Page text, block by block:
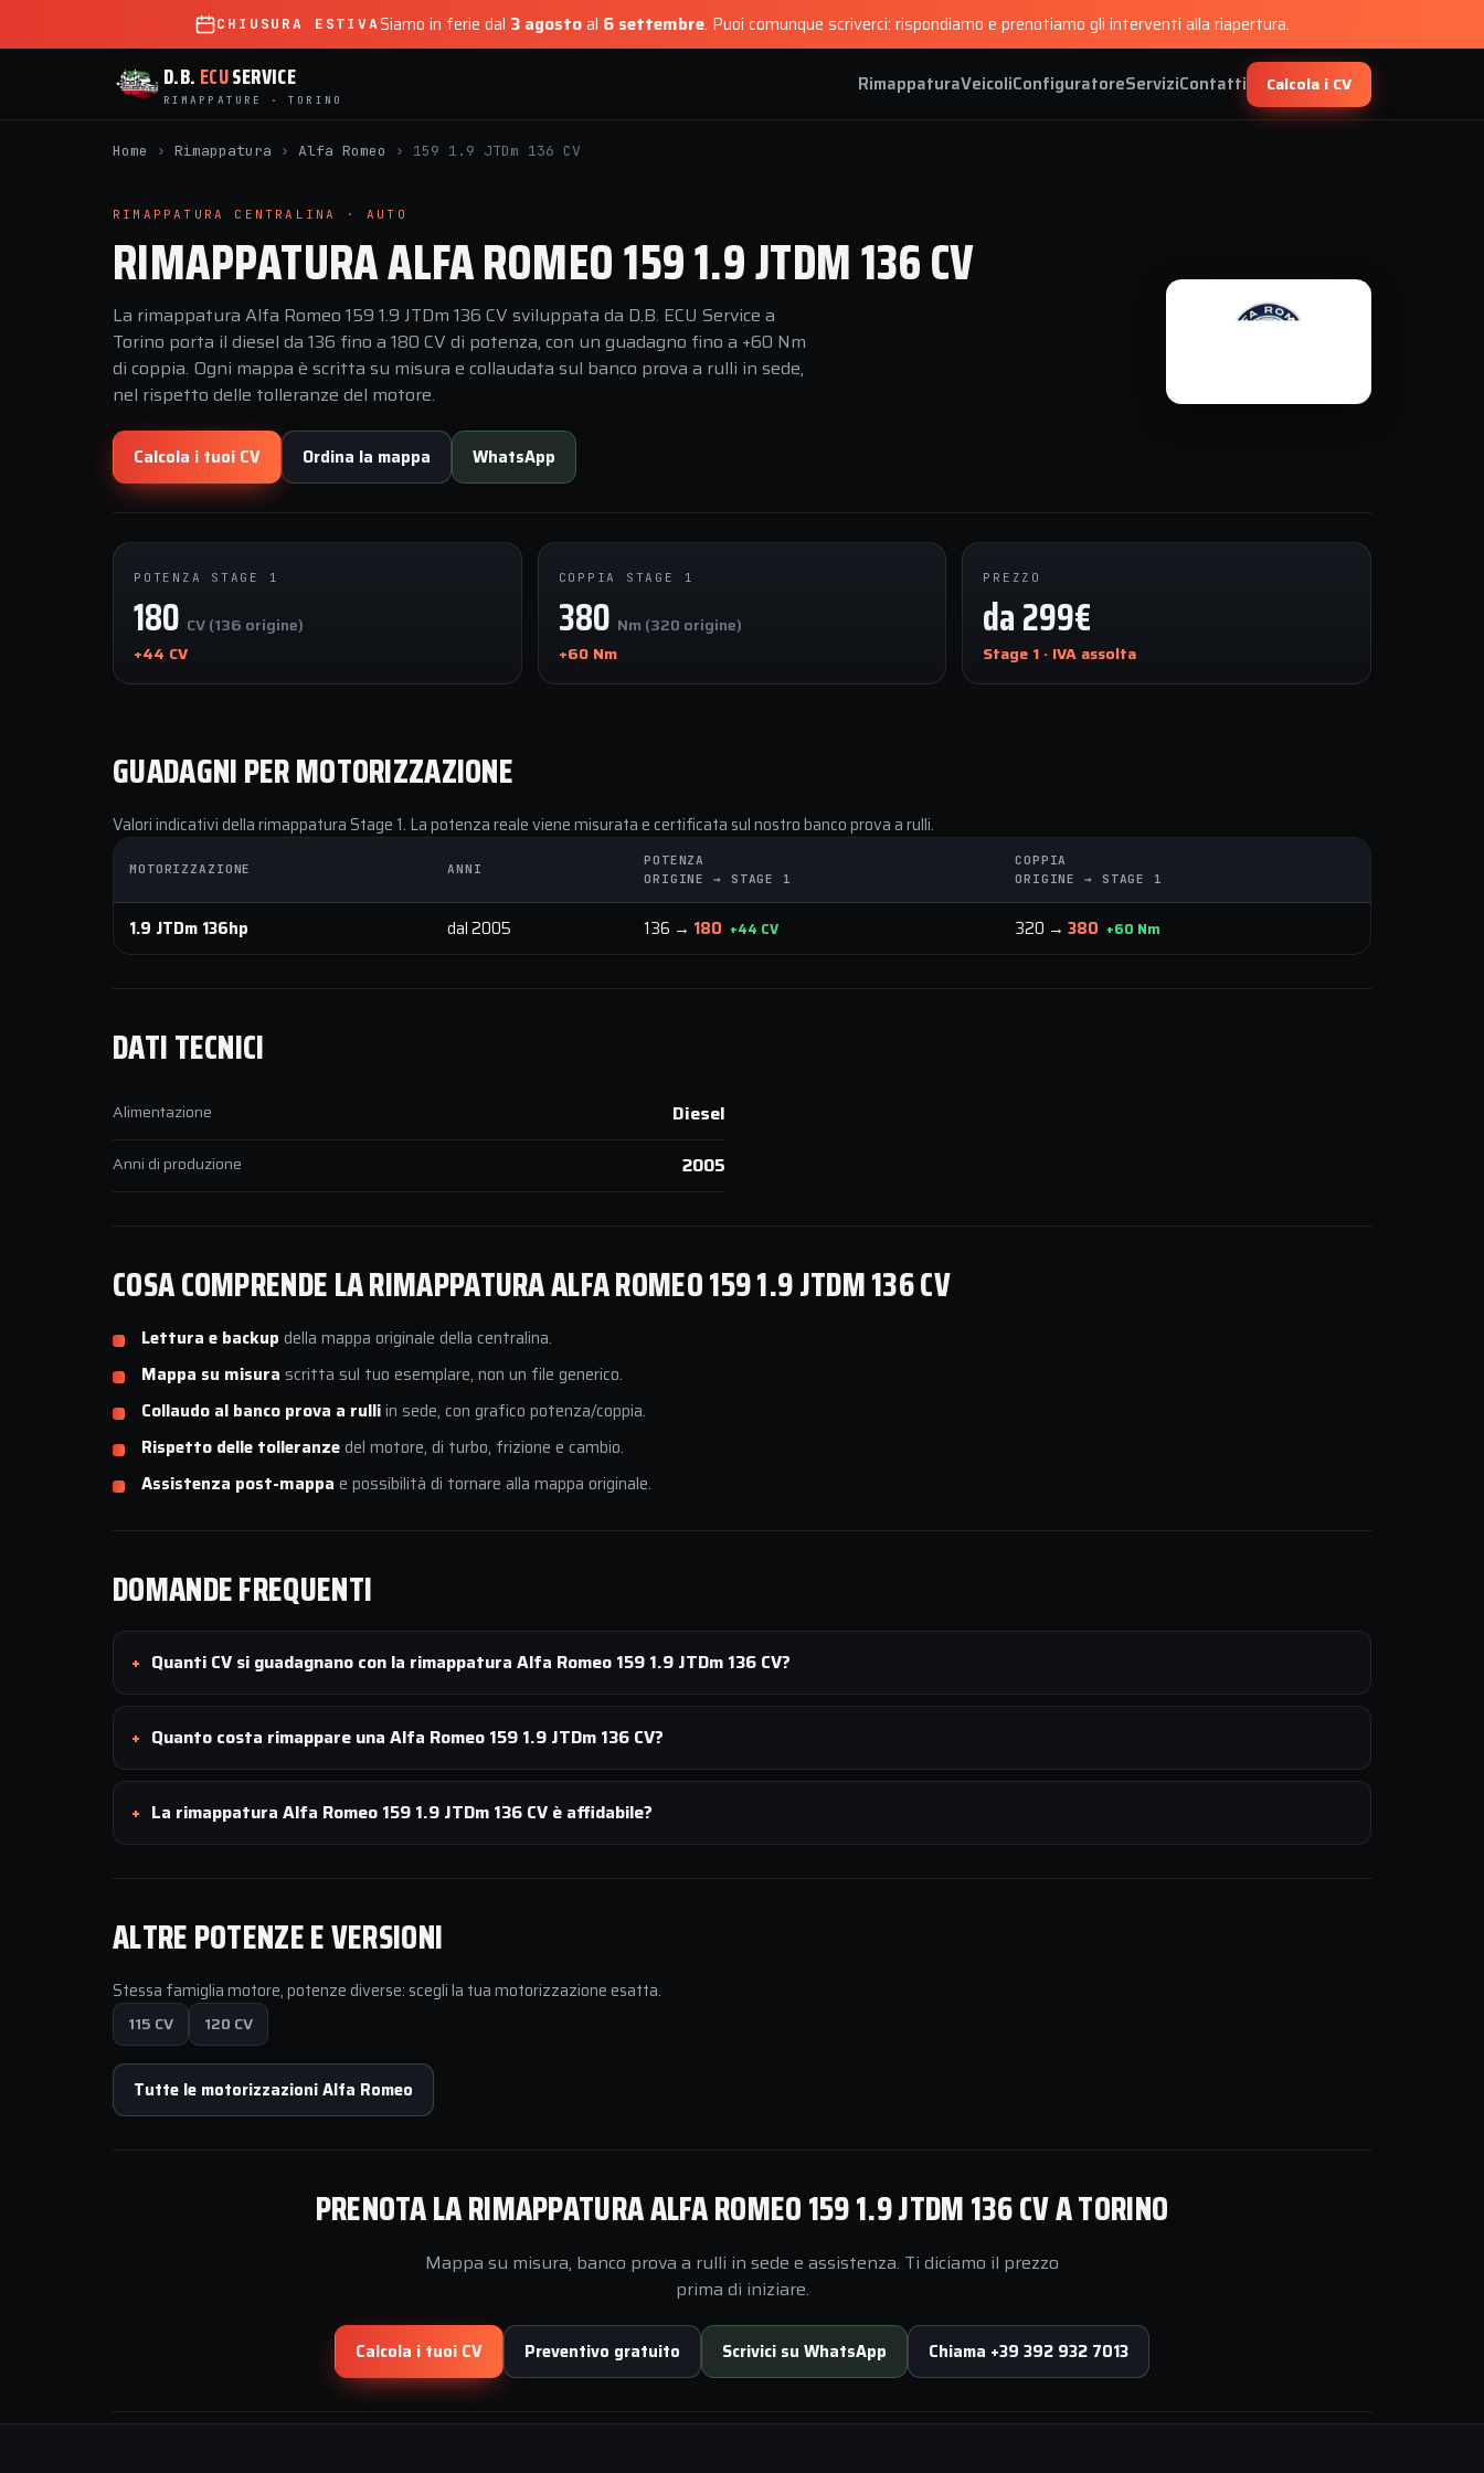
CHIUSURA ESTIVASiamo in ferie dal 3 agostoal 6 settembre. Puoi comunque scriverci: rispondiamo e prenotiamo gli interventi alla riapertura.
D.B. ECUSERVICE
RIMAPPATURE · TORINO
RimappaturaVeicoliConfiguratoreServiziContatti Calcola i CV
Home › Rimappatura › Alfa Romeo › 159 1.9 JTDm 136 CV
RIMAPPATURA CENTRALINA · AUTO
RIMAPPATURA ALFA ROMEO 159 1.9 JTDM 136 CV
La rimappatura Alfa Romeo 159 1.9 JTDm 136 CV sviluppata da D.B. ECU Service a
Torino porta il diesel da 136 fino a 180 CV di potenza, con un guadagno fino a +60 Nm
di coppia. Ogni mappa è scritta su misura e collaudata sul banco prova a rulli in sede,
nel rispetto delle tolleranze del motore.
Calcola i tuoi CV Ordina la mappa WhatsApp
POTENZA STAGE 1
180 CV (136 origine)
+44 CV
COPPIA STAGE 1
380 Nm (320 origine)
+60 Nm
PREZZO
da 299€
Stage 1 · IVA assolta
GUADAGNI PER MOTORIZZAZIONE
Valori indicativi della rimappatura Stage 1. La potenza reale viene misurata e certificata sul nostro banco prova a rulli.
MOTORIZZAZIONE ANNI
POTENZA
ORIGINE → STAGE 1
COPPIA
ORIGINE → STAGE 1
1.9 JTDm 136hp dal 2005 136 → 180 +44 CV 320 → 380 +60 Nm
DATI TECNICI
Alimentazione Diesel
Anni di produzione 2005
COSA COMPRENDE LA RIMAPPATURA ALFA ROMEO 159 1.9 JTDM 136 CV
Lettura e backup della mappa originale della centralina.
Mappa su misura scritta sul tuo esemplare, non un file generico.
Collaudo al banco prova a rulliin sede, con grafico potenza/coppia.
Rispetto delle tolleranzedel motore, di turbo, frizione e cambio.
Assistenza post-mappa e possibilità di tornare alla mappa originale.
DOMANDE FREQUENTI
Quanti CV si guadagnano con la rimappatura Alfa Romeo 159 1.9 JTDm 136 CV?
Quanto costa rimappare una Alfa Romeo 159 1.9 JTDm 136 CV?
La rimappatura Alfa Romeo 159 1.9 JTDm 136 CV è affidabile?
ALTRE POTENZE E VERSIONI
Stessa famiglia motore, potenze diverse: scegli la tua motorizzazione esatta.
115 CV
120 CV
Tutte le motorizzazioni Alfa Romeo
PRENOTA LA RIMAPPATURA ALFA ROMEO 159 1.9 JTDM 136 CV A TORINO
Mappa su misura, banco prova a rulli in sede e assistenza. Ti diciamo il prezzo
prima di iniziare.
Calcola i tuoi CV Preventivo gratuito Scrivici su WhatsApp Chiama +39 392 932 7013